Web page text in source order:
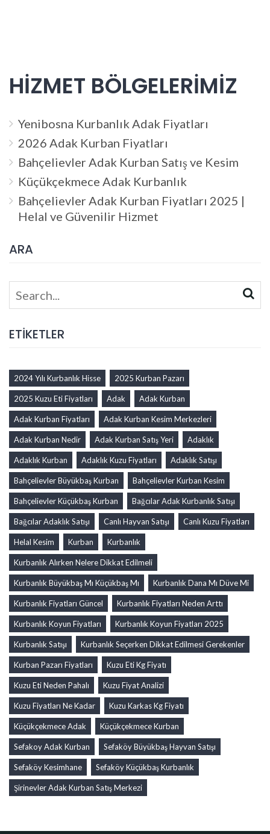
HİZMET BÖLGELERİMİZ
Yenibosna Kurbanlık Adak Fiyatları
2026 Adak Kurban Fiyatları
Bahçelievler Adak Kurban Satış ve Kesim
Küçükçekmece Adak Kurbanlık
Bahçelievler Adak Kurban Fiyatları 2025 |
Helal ve Güvenilir Hizmet
ARA
Search
for:
ETİKETLER
2024 Yılı Kurbanlık Hisse 2025 Kurban Pazarı
2025 Kuzu Eti Fiyatları Adak Adak Kurban
Adak Kurban Fiyatları Adak Kurban Kesim Merkezleri
Adak Kurban Nedir Adak Kurban Satış Yeri Adaklık
Adaklık Kurban Adaklık Kuzu Fiyatları Adaklık Satışı
Bahçelievler Büyükbaş Kurban Bahçelievler Kurban Kesim
Bahçelievler Küçükbaş Kurban Bağcılar Adak Kurbanlık Satışı
Bağcılar Adaklık Satışı Canlı Hayvan Satışı Canlı Kuzu Fiyatları
Helal Kesim Kurban Kurbanlık
Kurbanlık Alırken Nelere Dikkat Edilmeli
Kurbanlık Büyükbaş Mı Küçükbaş Mı Kurbanlık Dana Mı Düve Mi
Kurbanlık Fiyatları Güncel Kurbanlık Fiyatları Neden Arttı
Kurbanlık Koyun Fiyatları Kurbanlık Koyun Fiyatları 2025
Kurbanlık Satışı Kurbanlık Seçerken Dikkat Edilmesi Gerekenler
Kurban Pazarı Fiyatları Kuzu Eti Kg Fiyatı
Kuzu Eti Neden Pahalı Kuzu Fiyat Analizi
Kuzu Fiyatları Ne Kadar Kuzu Karkas Kg Fiyatı
Küçükçekmece Adak Küçükçekmece Kurban
Sefakoy Adak Kurban Sefaköy Büyükbaş Hayvan Satışı
Sefaköy Kesimhane Sefaköy Küçükbaş Kurbanlık
Şirinevler Adak Kurban Satış Merkezi